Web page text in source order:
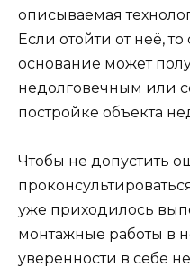
описываемая
Если отойти от неё,
основание может
недолговечным или
постройке объекта
Чтобы не допустить
уже приходилось
монтажные работы в
уверенности в себе